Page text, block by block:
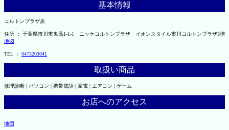
基本情報
コルトンプラザ店
住所 ： 千葉県市川市鬼高1-1-1 ニッケコルトンプラザ イオンスタイル市川コルトンプラザ3階
地図
TEL ： 0473203041
取扱い商品
修理診断 | パソコン | 携帯電話 | 家電 | エアコン | ゲーム
お店へのアクセス
地図